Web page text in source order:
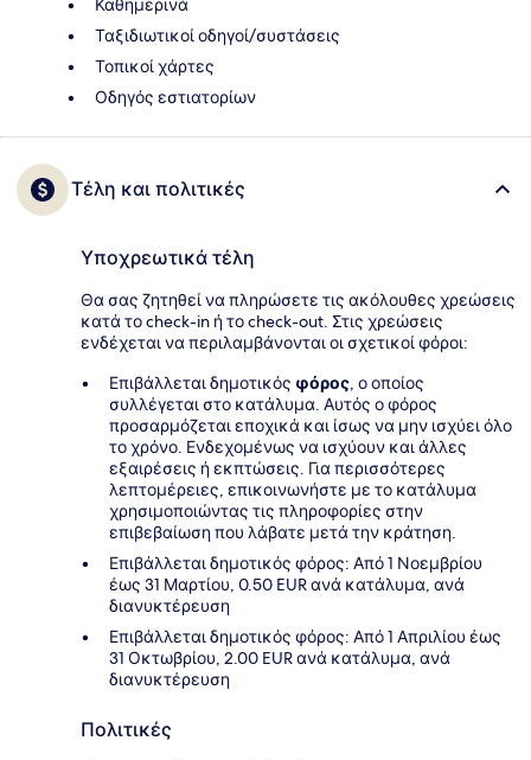
Καθημερινά
Ταξιδιωτικοί οδηγοί/συστάσεις
Τοπικοί χάρτες
Οδηγός εστιατορίων
Τέλη και πολιτικές
Υποχρεωτικά τέλη
Θα σας ζητηθεί να πληρώσετε τις ακόλουθες χρεώσεις
κατά το check-in ή το check-out. Στις χρεώσεις
ενδέχεται να περιλαμβάνονται οι σχετικοί φόροι:
Επιβάλλεται δημοτικός φόρος, ο οποίος
συλλέγεται στο κατάλυμα. Αυτός ο φόρος
προσαρμόζεται εποχικά και ίσως να μην ισχύει όλο
το χρόνο. Ενδεχομένως να ισχύουν και άλλες
εξαιρέσεις ή εκπτώσεις. Για περισσότερες
λεπτομέρειες, επικοινωνήστε με το κατάλυμα
χρησιμοποιώντας τις πληροφορίες στην
επιβεβαίωση που λάβατε μετά την κράτηση.
Επιβάλλεται δημοτικός φόρος: Από 1 Νοεμβρίου
έως 31 Μαρτίου, 0.50 EUR ανά κατάλυμα, ανά
διανυκτέρευση
Επιβάλλεται δημοτικός φόρος: Από 1 Απριλίου έως
31 Οκτωβρίου, 2.00 EUR ανά κατάλυμα, ανά
διανυκτέρευση
Πολιτικές